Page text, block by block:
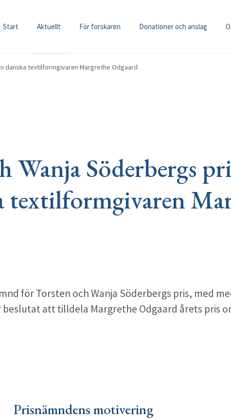
Start Aktuellt För forskaren Donationer och anslag
danska textilformgivaren Margrethe Odgaard
Wanja Söderbergs
textilformgivaren
för Torsten och Wanja Söderbergs pris, med
att tilldela Margrethe Odgaard årets pris
Prisnämndens motivering